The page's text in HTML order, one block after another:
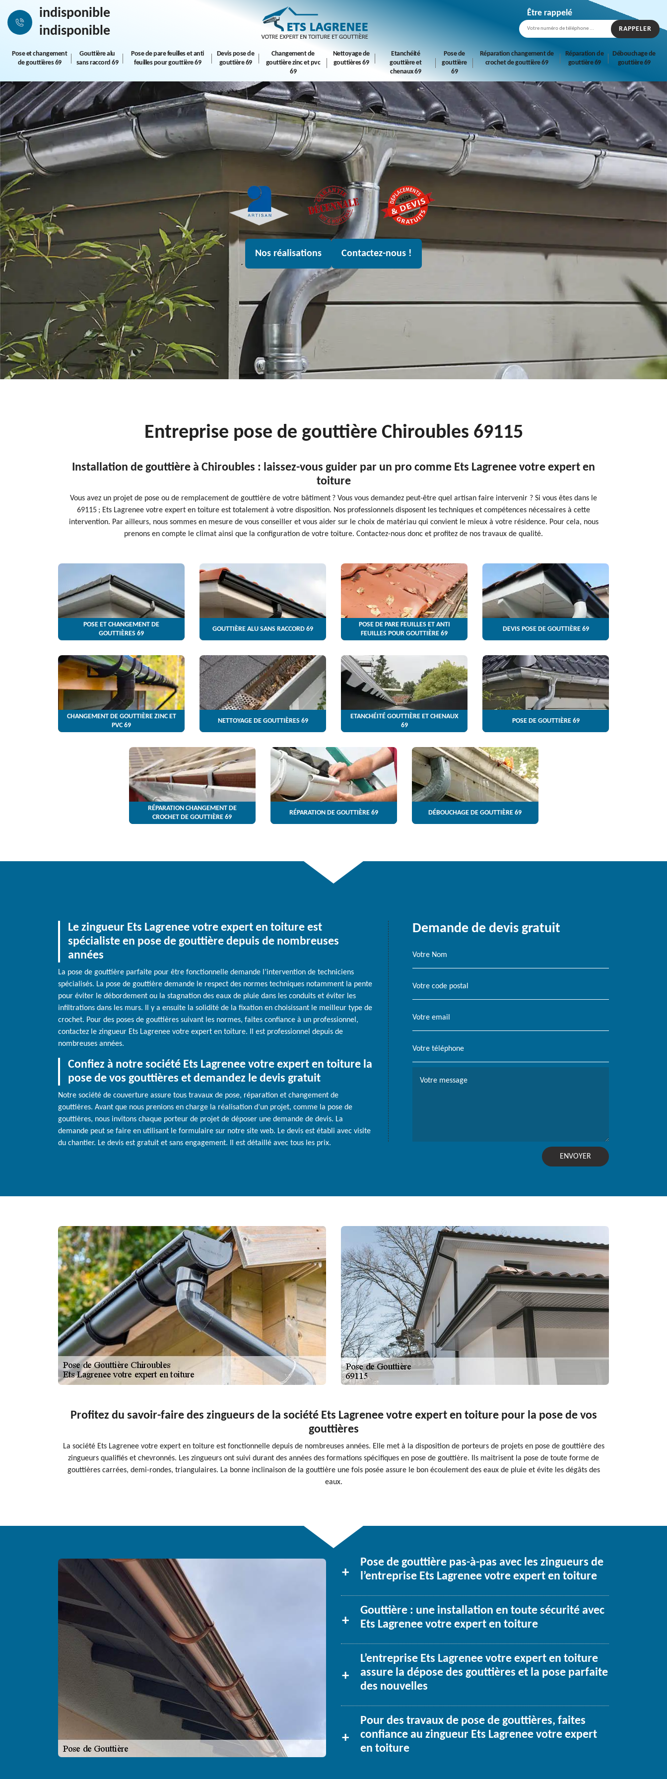
indisponible
indisponible
Être rappelé
Pose et changement
de gouttières 69
Gouttière alu
sans raccord 69
Pose de pare feuilles et anti
feuilles pour gouttière 69
Devis pose de
gouttière 69
Changement de
gouttière zinc et pvc
69
Nettoyage de
gouttières 69
Etanchéité
gouttière et
chenaux 69
Pose de
gouttière
69
Réparation changement de
crochet de gouttière 69
Réparation de
gouttière 69
Débouchage de
gouttière 69
Nos réalisations Contactez-nous !
Entreprise pose de gouttière Chiroubles 69115
Installation de gouttière à Chiroubles : laissez-vous guider par un pro comme Ets Lagrenee votre expert en
toiture
Vous avez un projet de pose ou de remplacement de gouttière de votre bâtiment ? Vous vous demandez peut-être quel artisan faire intervenir ? Si vous êtes dans le
69115 ; Ets Lagrenee votre expert en toiture est totalement à votre disposition. Nos professionnels disposent les techniques et compétences nécessaires à cette
intervention. Par ailleurs, nous sommes en mesure de vous conseiller et vous aider sur le choix de matériau qui convient le mieux à votre résidence. Pour cela, nous
prenons en compte le climat ainsi que la configuration de votre toiture. Contactez-nous donc et profitez de nos travaux de qualité.
POSE ET CHANGEMENT DE
GOUTTIÈRES 69
GOUTTIÈRE ALU SANS RACCORD 69
POSE DE PARE FEUILLES ET ANTI
FEUILLES POUR GOUTTIÈRE 69
DEVIS POSE DE GOUTTIÈRE 69
CHANGEMENT DE GOUTTIÈRE ZINC ET
PVC 69
NETTOYAGE DE GOUTTIÈRES 69
ETANCHÉITÉ GOUTTIÈRE ET CHENAUX
69
POSE DE GOUTTIÈRE 69
RÉPARATION CHANGEMENT DE
CROCHET DE GOUTTIÈRE 69
RÉPARATION DE GOUTTIÈRE 69 DÉBOUCHAGE DE GOUTTIÈRE 69
Le zingueur Ets Lagrenee votre expert en toiture est
spécialiste en pose de gouttière depuis de nombreuses
années
La pose de gouttière parfaite pour être fonctionnelle demande l’intervention de techniciens
spécialisés. La pose de gouttière demande le respect des normes techniques notamment la pente
pour éviter le débordement ou la stagnation des eaux de pluie dans les conduits et éviter les
infiltrations dans les murs. Il y a ensuite la solidité de la fixation en choisissant le meilleur type de
crochet. Pour des poses de gouttières suivant les normes, faites confiance à un professionnel,
contactez le zingueur Ets Lagrenee votre expert en toiture. Il est professionnel depuis de
nombreuses années.
Confiez à notre société Ets Lagrenee votre expert en toiture la
pose de vos gouttières et demandez le devis gratuit
Notre société de couverture assure tous travaux de pose, réparation et changement de
gouttières. Avant que nous prenions en charge la réalisation d’un projet, comme la pose de
gouttières, nous invitons chaque porteur de projet de déposer une demande de devis. La
demande peut se faire en utilisant le formulaire sur notre site web. Le devis est établi avec visite
du chantier. Le devis est gratuit et sans engagement. Il est détaillé avec tous les prix.
Demande de devis gratuit
Profitez du savoir-faire des zingueurs de la société Ets Lagrenee votre expert en toiture pour la pose de vos
gouttières
La société Ets Lagrenee votre expert en toiture est fonctionnelle depuis de nombreuses années. Elle met à la disposition de porteurs de projets en pose de gouttière des
zingueurs qualifiés et chevronnés. Les zingueurs ont suivi durant des années des formations spécifiques en pose de gouttière. Ils maitrisent la pose de toute forme de
gouttières carrées, demi-rondes, triangulaires. La bonne inclinaison de la gouttière une fois posée assure le bon écoulement des eaux de pluie et évite les dégâts des
eaux.
Pose de gouttière pas-à-pas avec les zingueurs de
l’entreprise Ets Lagrenee votre expert en toiture
Gouttière : une installation en toute sécurité avec
Ets Lagrenee votre expert en toiture
L’entreprise Ets Lagrenee votre expert en toiture
assure la dépose des gouttières et la pose parfaite
des nouvelles
Pour des travaux de pose de gouttières, faites
confiance au zingueur Ets Lagrenee votre expert
en toiture